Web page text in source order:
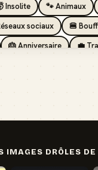
Insolite 🐾 Animaux
sociaux
🍔
🎂 Anniversaire
💼
IMAGES DRÔLES